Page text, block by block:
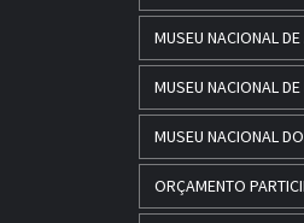
MUSEU NACIONAL
MUSEU NACIONAL
MUSEU NACIONAL
ORÇAMENTO